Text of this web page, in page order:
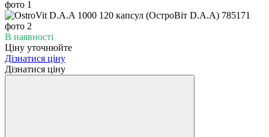
В наявності
Ціну уточнюйте
Дізнатися ціну
Дізнатися ціну